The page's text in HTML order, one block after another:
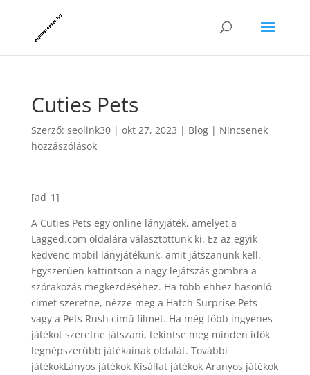
Cuties Pets
Szerző: seolink30| okt 27, 2023 | Blog| Nincsenek
hozzászólások
[ad_1]
A Cuties Pets egy online lányjáték, amelyet a
Lagged.com oldalára választottunk ki. Ez az egyik
kedvenc mobil lányjátékunk, amit játszanunk kell.
Egyszerűen kattintson a nagy lejátszás gombra a
szórakozás megkezdéséhez. Ha több ehhez hasonló
címet szeretne, nézze meg a Hatch Surprise Pets
vagy a Pets Rush című filmet. Ha még több ingyenes
játékot szeretne játszani, tekintse meg minden idők
legnépszerűbb játékainak oldalát. További
játékokLányos játékok Kisállat játékok Aranyos játékok